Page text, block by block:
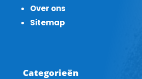
Over ons
Sitemap
Categorieën